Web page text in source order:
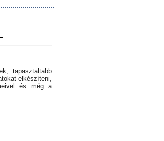
tapasztaltabb
elkészíteni,
és még a